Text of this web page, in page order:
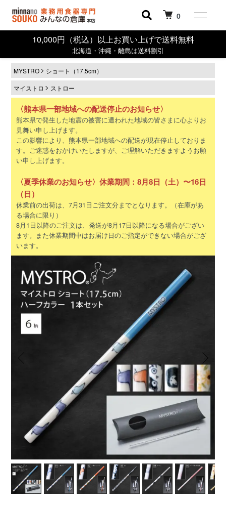
0
10,000円（税込）以上お買い上げで送料無料
北海道・沖縄・離島は送料割引
MYSTRO
ショート（17.5cm）
マイストロ
ストロー
〈熊本県一部地域への配送停止のお知らせ〉
熊本県で発生した地震の被害に遭われた地域の皆さまに心よりお
見舞い申し上げます。
この影響により、熊本県一部地域への配送が現在停止しておりま
す。ご迷惑をおかけいたしますが、ご理解いただきますようお願
い申し上げます。
〈夏季休業のお知らせ〉休業期間：8月8日（土）〜16日
（日）
休業前の出荷は、7月31日ご注文分までとなります。（在庫があ
る場合に限り）
8月1日以降のご注文は、発送が8月17日以降になる場合がござい
ます。また休業期間中はお届け日のご指定ができない場合がござ
います。